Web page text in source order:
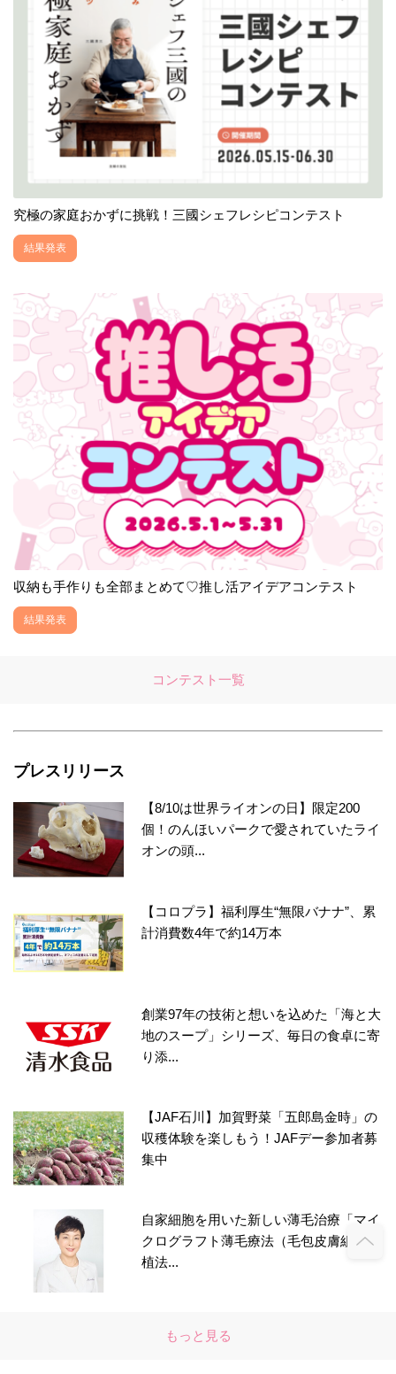
究極の家庭おかずに挑戦！三國シェフレシピコンテスト
結果発表
収納も手作りも全部まとめて♡推し活アイデアコンテスト
結果発表
コンテスト一覧
プレスリリース
【8/10は世界ライオンの日】限定200
個！のんほいパークで愛されていたライ
オンの頭...
【コロプラ】福利厚生“無限バナナ”、累
計消費数4年で約14万本
創業97年の技術と想いを込めた「海と大
地のスープ」シリーズ、毎日の食卓に寄
り添...
【JAF石川】加賀野菜「五郎島金時」の
収穫体験を楽しもう！JAFデー参加者募
集中
自家細胞を用いた新しい薄毛治療「マイ
クログラフト薄毛療法（毛包皮膚組織移
植法...
もっと見る